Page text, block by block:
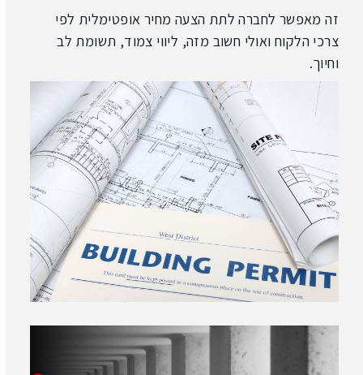
זה מאפשר לחברה לתת הצעה מחיר אופטימלית לפי
צרכי הלקוח ואולי חשוב מזה, ליווי צמוד, תשומת לב
וחיוך.